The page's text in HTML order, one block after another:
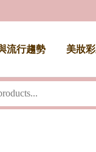
流行趨勢 美妝